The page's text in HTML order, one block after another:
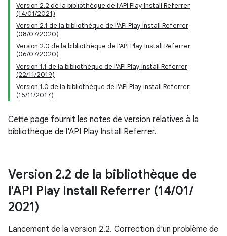
Version 2.2 de la bibliothèque de l'API Play Install Referrer
(14/01/2021)
Version 2.1 de la bibliothèque de l'API Play Install Referrer
(08/07/2020)
Version 2.0 de la bibliothèque de l'API Play Install Referrer
(06/07/2020)
Version 1.1 de la bibliothèque de l'API Play Install Referrer
(22/11/2019)
Version 1.0 de la bibliothèque de l'API Play Install Referrer
(15/11/2017)
Cette page fournit les notes de version relatives à la
bibliothèque de l'API Play Install Referrer.
Version 2.2 de la bibliothèque de
l'API Play Install Referrer (14/01/
2021)
Lancement de la version 2.2. Correction d'un problème de